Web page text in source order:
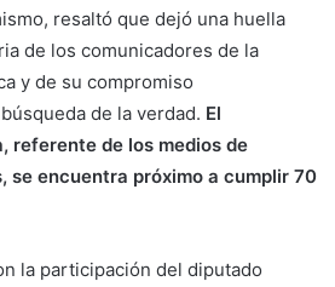
resaltó que dejó una huella
de los comunicadores de la
y de su compromiso
de la verdad. El
referente de los medios de
se encuentra próximo a cumplir 70
la participación del diputado